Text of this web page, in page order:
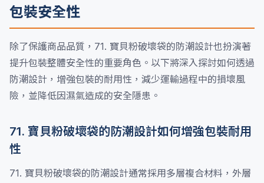
包裝安全性
除了保護商品品質，71. 寶貝粉破壞袋的防潮設計也扮演著
提升包裝整體安全性的重要角色。以下將深入探討如何透過
防潮設計，增強包裝的耐用性，減少運輸過程中的損壞風
險，並降低因濕氣造成的安全隱患。
71. 寶貝粉破壞袋的防潮設計如何增強包裝耐用
性
71. 寶貝粉破壞袋的防潮設計通常採用多層複合材料，外層